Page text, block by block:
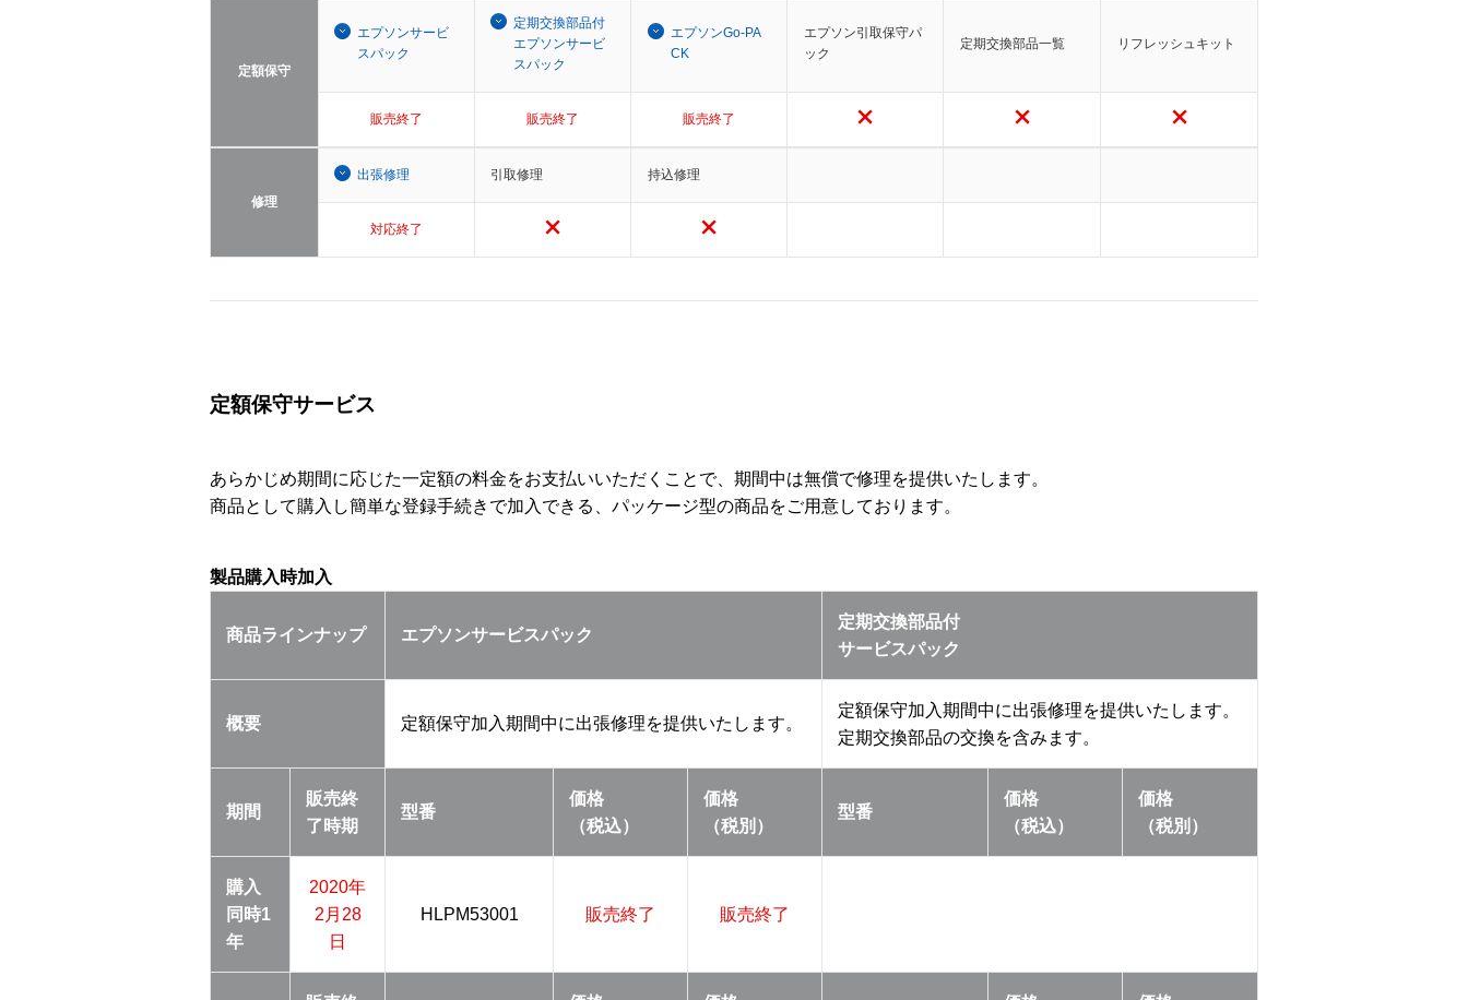
定額保守
エプソンサービ
スパック
定期交換部品付
エプソンサービ
スパック
エプソンGo-PA
CK
エプソン引取保守パ
ック
定期交換部品一覧 リフレッシュキット
販売終了 販売終了 販売終了
修理
出張修理 引取修理 持込修理
対応終了
定額保守サービス
あらかじめ期間に応じた一定額の料金をお支払いいただくことで、期間中は無償で修理を提供いたします。
商品として購入し簡単な登録手続きで加入できる、パッケージ型の商品をご用意しております。
製品購入時加入
商品ラインナップ エプソンサービスパック
定期交換部品付
サービスパック
概要 定額保守加入期間中に出張修理を提供いたします。
定額保守加入期間中に出張修理を提供いたします。
定期交換部品の交換を含みます。
期間
販売終
了 時期
型番
価格
（税込）
価格
（税別）
型番
価格
（税込）
価格
（税別）
購入
同時1
年
2020年
2月28
日
HLPM53001 販売終了 販売終了